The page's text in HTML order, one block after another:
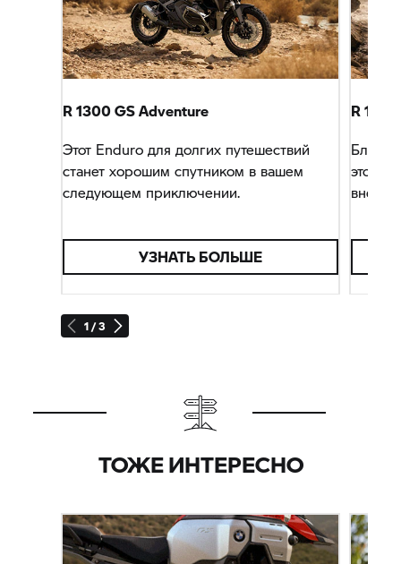
1 / 3
R 1300 GS Adventure
Этот Enduro для долгих путешествий
станет хорошим спутником в вашем
следующем приключении.
УЗНАТЬ БОЛЬШЕ
R
этот
вне
ТОЖЕ ИНТЕРЕСНО